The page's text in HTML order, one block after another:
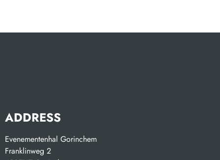
ADDRESS
Evenementenhal Gorinchem
Franklinweg 2